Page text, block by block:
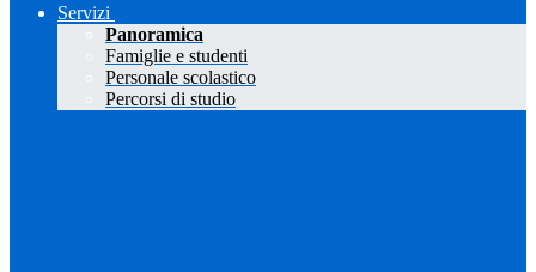
Servizi
Panoramica
Famiglie e studenti
Personale scolastico
Percorsi di studio